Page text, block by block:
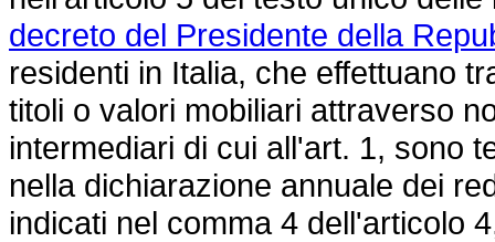
decreto del Presidente della
residenti in Italia, che effettuano
titoli o valori mobiliari attraverso
intermediari di cui all'art. 1, sono
nella dichiarazione annuale dei
indicati nel comma 4 dell'articolo